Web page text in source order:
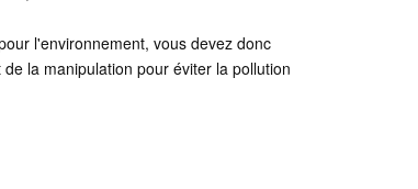
l'environnement, vous devez donc
la manipulation pour éviter la pollution